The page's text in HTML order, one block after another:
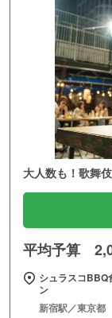
大人数も！歌舞
平均予算
シュラスコBBQ
ン
新宿駅／東京都